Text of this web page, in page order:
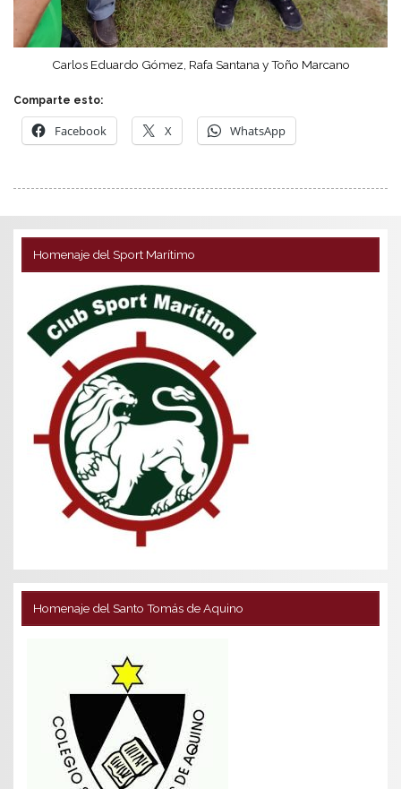
Carlos Eduardo Gómez, Rafa Santana y Toño Marcano
Comparte esto:
Facebook X WhatsApp
Homenaje del Sport Marítimo
Homenaje del Santo Tomás de Aquino